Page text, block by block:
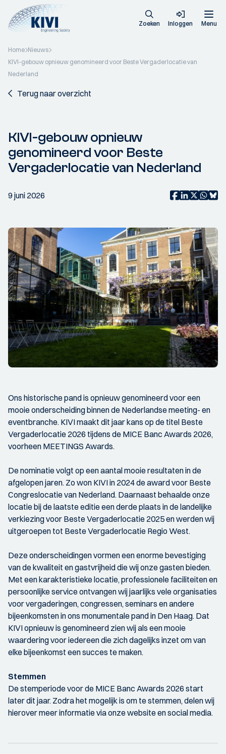
Zoeken Inloggen Menu
Home Nieuws
KIVI-gebouw opnieuw genomineerd voor Beste Vergaderlocatie van
Nederland
Terug naar overzicht
KIVI-gebouw opnieuw
genomineerd voor Beste
Vergaderlocatie van Nederland
9 juni 2026
Ons historische pand is opnieuw genomineerd voor een
mooie onderscheiding binnen de Nederlandse meeting- en
eventbranche. KIVI maakt dit jaar kans op de titel Beste
Vergaderlocatie 2026 tijdens de MICE Banc Awards 2026,
voorheen MEETINGS Awards.
De nominatie volgt op een aantal mooie resultaten in de
afgelopen jaren. Zo won KIVI in 2024 de award voor Beste
Congreslocatie van Nederland. Daarnaast behaalde onze
locatie bij de laatste editie een derde plaats in de landelijke
verkiezing voor Beste Vergaderlocatie 2025 en werden wij
uitgeroepen tot Beste Vergaderlocatie Regio West.
Deze onderscheidingen vormen een enorme bevestiging
van de kwaliteit en gastvrijheid die wij onze gasten bieden.
Met een karakteristieke locatie, professionele faciliteiten en
persoonlijke service ontvangen wij jaarlijks vele organisaties
voor vergaderingen, congressen, seminars en andere
bijeenkomsten in ons monumentale pand in Den Haag. Dat
KIVI opnieuw is genomineerd zien wij als een mooie
waardering voor iedereen die zich dagelijks inzet om van
elke bijeenkomst een succes te maken.
Stemmen
De stemperiode voor de MICE Banc Awards 2026 start
later dit jaar. Zodra het mogelijk is om te stemmen, delen wij
hierover meer informatie via onze website en social media.